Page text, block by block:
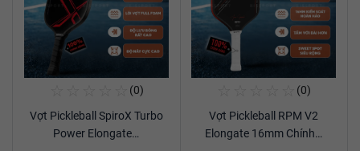
Xem chi tiết
(0)
Vợt Pickleball SpiroX Turbo
Power Elongate…
(0)
Vợt Pickleball RPM V2
Elongate 16mm Chính…